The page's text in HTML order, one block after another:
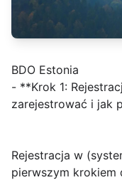
BDO Estonia
- **Krok 1:
zarejestrować i jak
Rejestracja w
pierwszym krokiem